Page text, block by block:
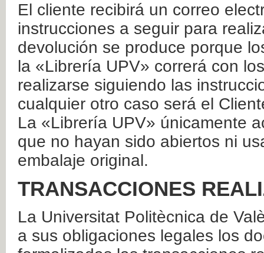
El cliente recibirá un correo
instrucciones a seguir para
devolución se produce porque
la «Librería UPV» correrá con
realizarse siguiendo las
cualquier otro caso será el
La «Librería UPV» únicamente
que no hayan sido abiertos ni
embalaje original.
TRANSACCIONES
La Universitat Politècnica de
a sus obligaciones legales los